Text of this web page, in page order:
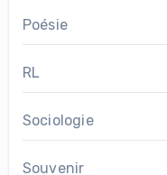
Poésie
RL
Sociologie
Souvenir